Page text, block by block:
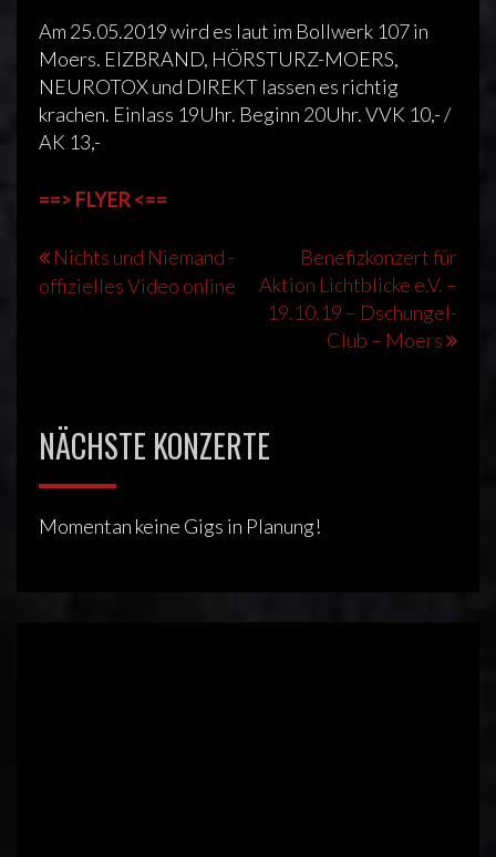
Am 25.05.2019 wird es laut im Bollwerk 107 in
Moers. EIZBRAND, HÖRSTURZ-MOERS,
NEUROTOX und DIREKT lassen es richtig
krachen. Einlass 19Uhr. Beginn 20Uhr. VVK 10,- /
AK 13,-
==> FLYER <==
Beitragsnavigation
Nichts und Niemand -
offizielles Video online
Benefizkonzert für
Aktion Lichtblicke e.V. –
19.10.19 – Dschungel-
Club – Moers
NÄCHSTE KONZERTE
Momentan keine Gigs in Planung!